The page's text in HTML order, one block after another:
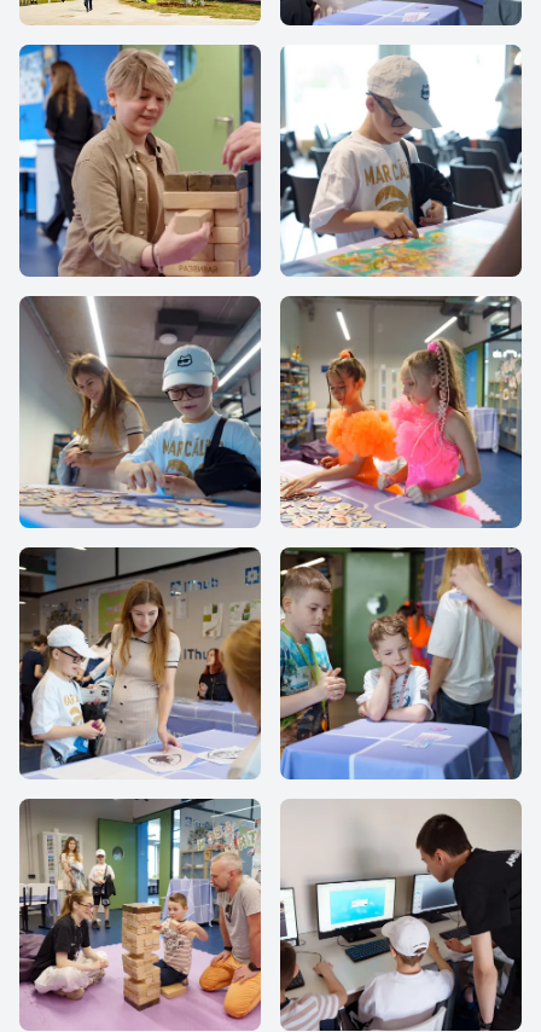
IThub-school IThub school
IThub school IThub school
IThub school IThub school
IThub school